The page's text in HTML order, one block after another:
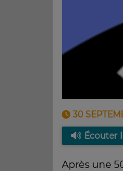
30
Écouter
Après une